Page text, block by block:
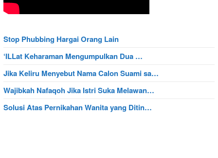
Stop Phubbing Hargai Orang Lain
‘ILLat Keharaman Mengumpulkan Dua …
Jika Keliru Menyebut Nama Calon Suami sa…
Wajibkah Nafaqoh Jika Istri Suka Melawan…
Solusi Atas Pernikahan Wanita yang Ditin…